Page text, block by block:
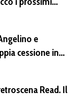
e
cessione in
Read. Il